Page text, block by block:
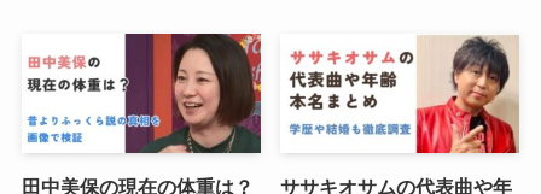
田中美保の現在の体重は？
ササキオサムの代表曲や年